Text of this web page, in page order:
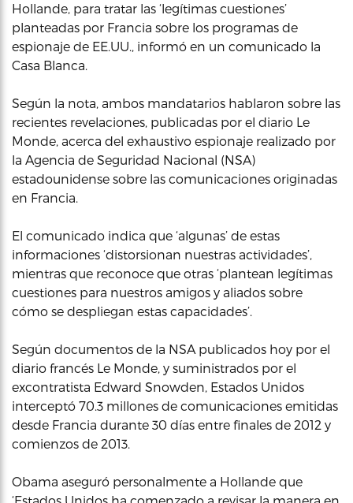
Hollande, para tratar las ‘legítimas cuestiones’
planteadas por Francia sobre los programas de
espionaje de EE.UU., informó en un comunicado la
Casa Blanca.
Según la nota, ambos mandatarios hablaron sobre las
recientes revelaciones, publicadas por el diario Le
Monde, acerca del exhaustivo espionaje realizado por
la Agencia de Seguridad Nacional (NSA)
estadounidense sobre las comunicaciones originadas
en Francia.
El comunicado indica que ‘algunas’ de estas
informaciones ‘distorsionan nuestras actividades’,
mientras que reconoce que otras ‘plantean legítimas
cuestiones para nuestros amigos y aliados sobre
cómo se despliegan estas capacidades’.
Según documentos de la NSA publicados hoy por el
diario francés Le Monde, y suministrados por el
excontratista Edward Snowden, Estados Unidos
interceptó 70.3 millones de comunicaciones emitidas
desde Francia durante 30 días entre finales de 2012 y
comienzos de 2013.
Obama aseguró personalmente a Hollande que